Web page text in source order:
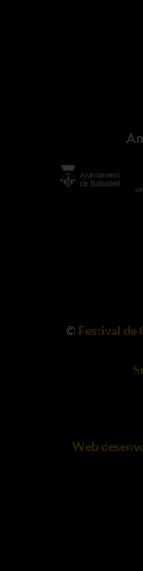
© Festival de
Web